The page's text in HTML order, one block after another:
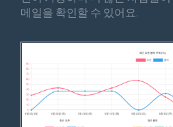
메일을 확인할 수 있어요.